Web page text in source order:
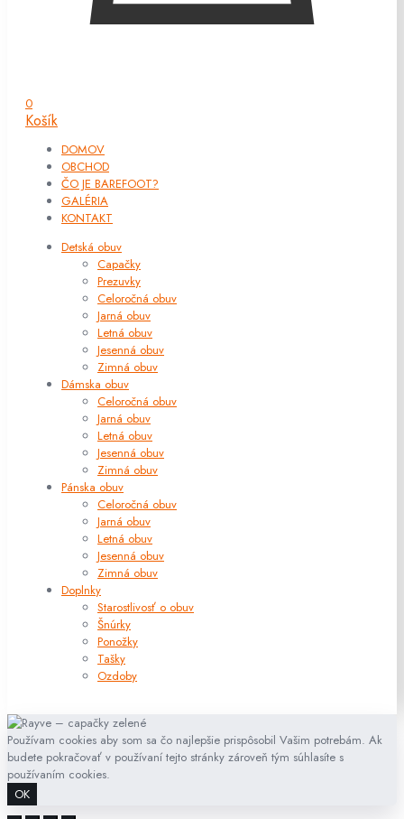
0
Košík
DOMOV
OBCHOD
ČO JE BAREFOOT?
GALÉRIA
KONTAKT
Detská obuv
Capačky
Prezuvky
Celoročná obuv
Jarná obuv
Letná obuv
Jesenná obuv
Zimná obuv
Dámska obuv
Celoročná obuv
Jarná obuv
Letná obuv
Jesenná obuv
Zimná obuv
Pánska obuv
Celoročná obuv
Jarná obuv
Letná obuv
Jesenná obuv
Zimná obuv
Doplnky
Starostlivosť o obuv
Šnúrky
Ponožky
Tašky
Ozdoby
Používam cookies aby som sa čo najlepšie prispôsobil Vašim potrebám. Ak
budete pokračovať v používaní tejto stránky zároveň tým súhlasíte s
používaním cookies.
OK